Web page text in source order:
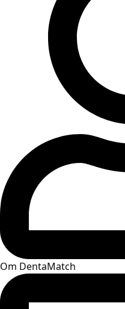
Om DentaMatch